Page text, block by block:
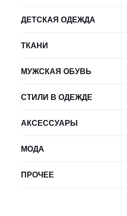
ДЕТСКАЯ ОДЕЖДА
ТКАНИ
МУЖСКАЯ ОБУВЬ
СТИЛИ В ОДЕЖДЕ
АКСЕССУАРЫ
МОДА
ПРОЧЕЕ